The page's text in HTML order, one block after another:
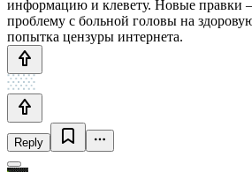
информацию и клевету. Новые правки
проблему с больной головы на
попытка цензуры интернета.
Reply